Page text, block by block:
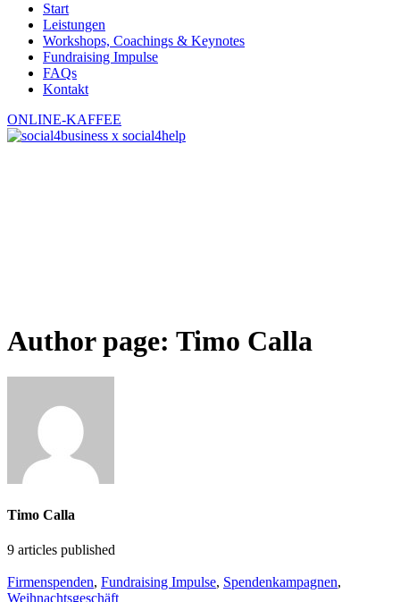
Start
Leistungen
Workshops, Coachings & Keynotes
Fundraising Impulse
FAQs
Kontakt
ONLINE-KAFFEE
Author page: Timo Calla
Timo Calla
9 articles published
Firmenspenden, Fundraising Impulse, Spendenkampagnen,
Weihnachtsgeschäft